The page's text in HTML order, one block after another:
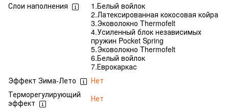
Слои наполнения
1.Белый войлок
2.Латексированная кокосовая койра
3.Эковолокно Thermofelt
4.Усиленный блок независимых
пружин Pocket Spring
5.Эковолокно Thermofelt
6.Белый войлок
7.Еврокаркас
Эффект Зима-Лето
Нет
Терморегулирующий
эффект
Нет